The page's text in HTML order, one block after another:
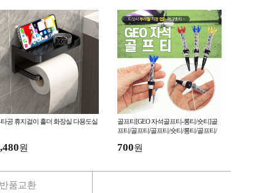
공 휴지걸이 홀더 화장실 다용도실
원
골프티[GEO 자석골프티-롱티/숏티]골
프티/골프티/골프티/숏티/롱티/골프티/
700원
반품교환